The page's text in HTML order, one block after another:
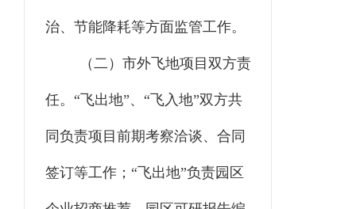
治、节能降耗等方面监管工作。
（二）市外飞地项目双方责
任。 “飞出地”、“飞入地”双方共
同负责项目前期考察洽谈、合同
签订等工作；“飞出地”负责园区